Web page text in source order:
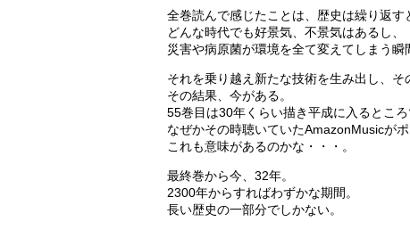
全巻読んで感じたことは、歴史は繰り返す
どんな時代でも好景気、不景気はあるし、
災害や病原菌が環境を全て変えてしまう瞬
それを乗り越え新たな技術を生み出し、そ
その結果、今がある。
55巻目は30年くらい描き平成に入るところ
なぜかその時聴いていたAmazonMusicが
これも意味があるのかな・・・。
最終巻から今、32年。
2300年からすればわずかな期間。
長い歴史の一部分でしかない。